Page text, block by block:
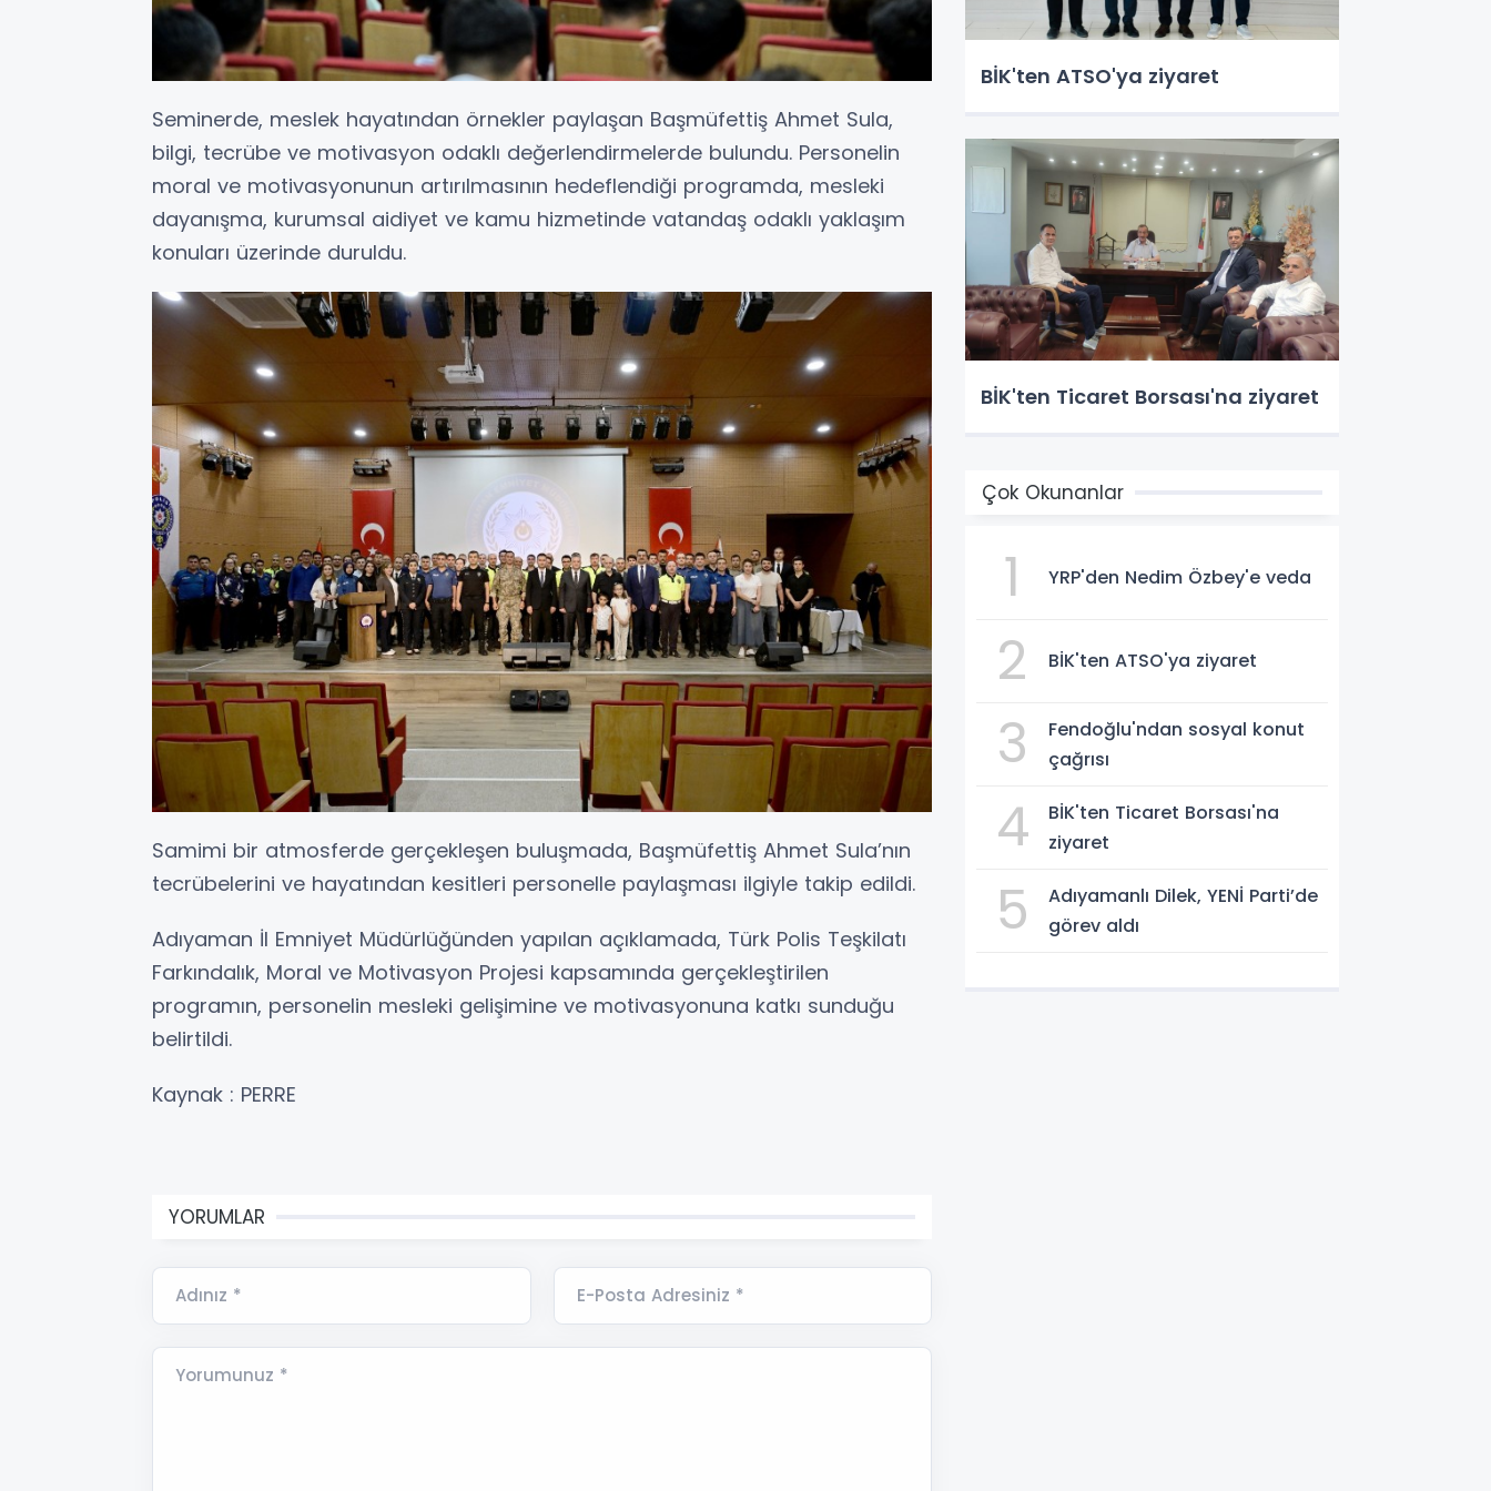
Seminerde, meslek hayatından örnekler paylaşan Başmüfettiş Ahmet Sula,
bilgi, tecrübe ve motivasyon odaklı değerlendirmelerde bulundu. Personelin
moral ve motivasyonunun artırılmasının hedeflendiği programda, mesleki
dayanışma, kurumsal aidiyet ve kamu hizmetinde vatandaş odaklı yaklaşım
konuları üzerinde duruldu.
Samimi bir atmosferde gerçekleşen buluşmada, Başmüfettiş Ahmet Sula’nın
tecrübelerini ve hayatından kesitleri personelle paylaşması ilgiyle takip edildi.
Adıyaman İl Emniyet Müdürlüğünden yapılan açıklamada, Türk Polis Teşkilatı
Farkındalık, Moral ve Motivasyon Projesi kapsamında gerçekleştirilen
programın, personelin mesleki gelişimine ve motivasyonuna katkı sunduğu
belirtildi.
Kaynak : PERRE
YORUMLAR
Adınız * E-Posta Adresiniz *
Yorumunuz *
BİK'ten ATSO'ya ziyaret
BİK'ten Ticaret Borsası'na ziyaret
Çok Okunanlar
1 YRP'den Nedim Özbey'e veda
2 BİK'ten ATSO'ya ziyaret
3
Fendoğlu'ndan sosyal konut
çağrısı
4
BİK'ten Ticaret Borsası'na
ziyaret
5
Adıyamanlı Dilek, YENİ Parti’de
görev aldı